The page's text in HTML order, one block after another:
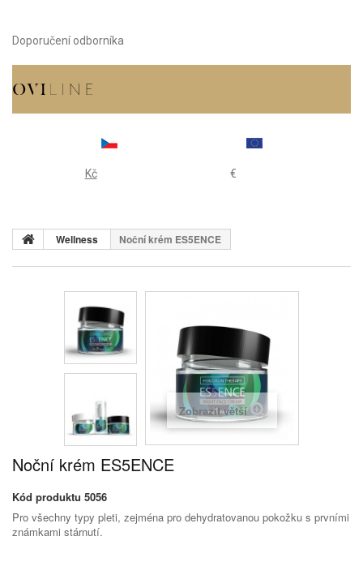
Doporučení odborníka
Kč €
Wellness Noční krém ES5ENCE
Zobrazit větší
Noční krém ES5ENCE
Kód produktu 5056
Pro všechny typy pleti, zejména pro dehydratovanou pokožku s prvními
známkami stárnutí.